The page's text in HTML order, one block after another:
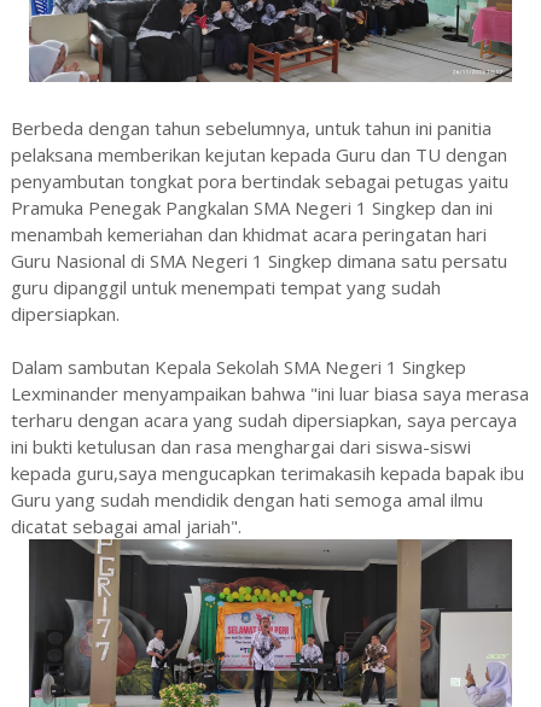
Berbeda dengan tahun sebelumnya, untuk tahun ini panitia
pelaksana memberikan kejutan kepada Guru dan TU dengan
penyambutan tongkat pora bertindak sebagai petugas yaitu
Pramuka Penegak Pangkalan SMA Negeri 1 Singkep dan ini
menambah kemeriahan dan khidmat acara peringatan hari
Guru Nasional di SMA Negeri 1 Singkep dimana satu persatu
guru dipanggil untuk menempati tempat yang sudah
dipersiapkan.
Dalam sambutan Kepala Sekolah SMA Negeri 1 Singkep
Lexminander menyampaikan bahwa "ini luar biasa saya merasa
terharu dengan acara yang sudah dipersiapkan, saya percaya
ini bukti ketulusan dan rasa menghargai dari siswa-siswi
kepada guru,saya mengucapkan terimakasih kepada bapak ibu
Guru yang sudah mendidik dengan hati semoga amal ilmu
dicatat sebagai amal jariah".